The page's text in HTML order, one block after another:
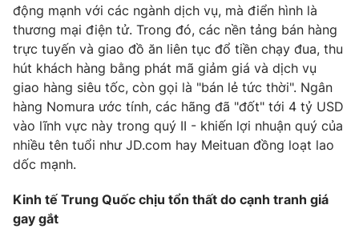
động mạnh với các ngành dịch vụ, mà điển hình là
thương mại điện tử. Trong đó, các nền tảng bán hàng
trực tuyến và giao đồ ăn liên tục đổ tiền chạy đua, thu
hút khách hàng bằng phát mã giảm giá và dịch vụ
giao hàng siêu tốc, còn gọi là "bán lẻ tức thời". Ngân
hàng Nomura ước tính, các hãng đã "đốt" tới 4 tỷ USD
vào lĩnh vực này trong quý II - khiến lợi nhuận quý của
nhiều tên tuổi như JD.com hay Meituan đồng loạt lao
dốc mạnh.
Kinh tế Trung Quốc chịu tổn thất do cạnh tranh giá
gay gắt